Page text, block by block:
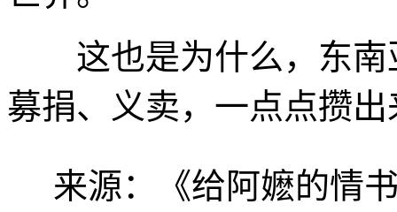
这也是为什么，东南
募捐、义卖，一点点攒出
来源：《给阿嬷的情